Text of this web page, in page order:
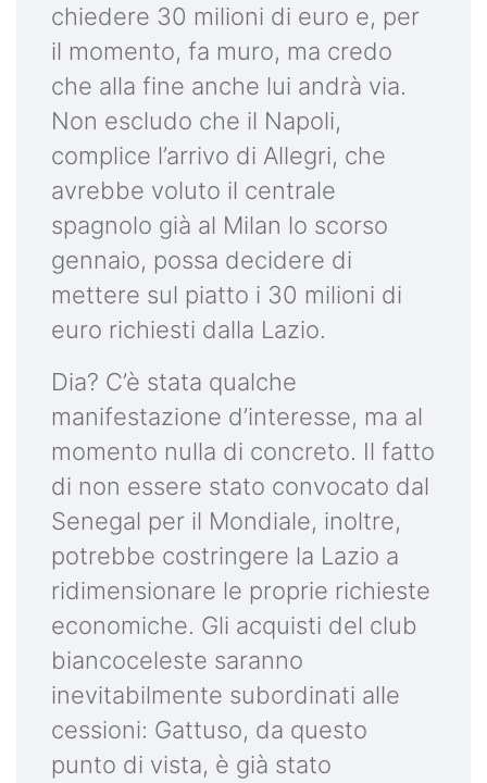
chiedere 30 milioni di euro e, per
il momento, fa muro, ma credo
che alla fine anche lui andrà via.
Non escludo che il Napoli,
complice l’arrivo di Allegri, che
avrebbe voluto il centrale
spagnolo già al Milan lo scorso
gennaio, possa decidere di
mettere sul piatto i 30 milioni di
euro richiesti dalla Lazio.
Dia? C’è stata qualche
manifestazione d’interesse, ma al
momento nulla di concreto. Il fatto
di non essere stato convocato dal
Senegal per il Mondiale, inoltre,
potrebbe costringere la Lazio a
ridimensionare le proprie richieste
economiche. Gli acquisti del club
biancoceleste saranno
inevitabilmente subordinati alle
cessioni: Gattuso, da questo
punto di vista, è già stato